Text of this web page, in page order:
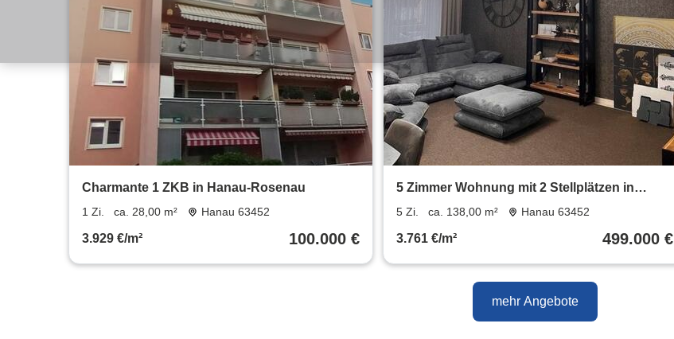
Charmante 1 ZKB in Hanau-Rosenau
1 Zi. ca. 28,00 m² Hanau 63452
3.929 €/m² 100.000 €
5 Zimmer Wohnung mit 2 Stellplätzen in
Hanau. OHNE MAKLER
5 Zi. ca. 138,00 m² Hanau 63452
3.761 €/m² 499.000 €
mehr Angebote